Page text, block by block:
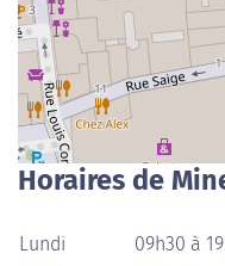
Horaires de
Lundi
09h30 à